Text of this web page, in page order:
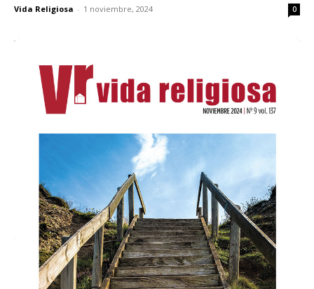
Vida Religiosa - 1 noviembre, 2024 0